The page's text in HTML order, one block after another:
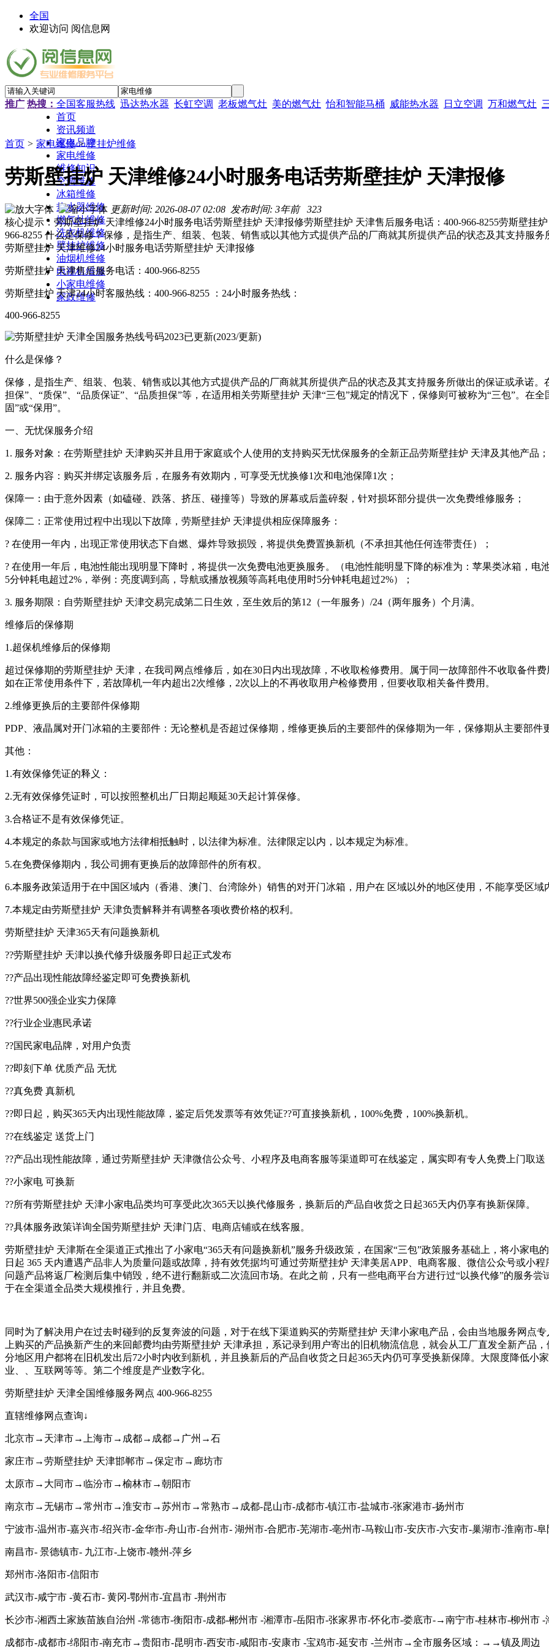
全国
欢迎访问 阅信息网
推广 热搜： 全国客服热线 迅达热水器 长虹空调 老板燃气灶 美的燃气灶 怡和智能马桶 威能热水器 日立空调 万和燃气灶
首页
资讯频道
家电品牌
家电维修
维修知识
空调维修
冰箱维修
热水器维修
燃气灶维修
洗衣机维修
壁挂炉维修
油烟机维修
电视机维修
小家电维修
家政维修
首页 > 家电维修 > 壁挂炉维修
劳斯壁挂炉 天津维修24小时服务电话劳斯壁挂炉 天津报修
更新时间: 2026-08-07 02:08 发布时间: 3年前
323
核心提示：劳斯壁挂炉 天津维修24小时服务电话劳斯壁挂炉 天津报修劳斯壁挂炉 天津售后服务电话：400-966-8255劳斯壁挂
966-8255 什么是保修？保修，是指生产、组装、包装、销售或以其他方式提供产品的厂商就其所提供产品的状态及其支持服务
劳斯壁挂炉 天津维修24小时服务电话劳斯壁挂炉 天津报修
劳斯壁挂炉 天津售后服务电话：400-966-8255
劳斯壁挂炉 天津24小时客服热线：400-966-8255 ：24小时服务热线：
400-966-8255
什么是保修？
保修，是指生产、组装、包装、销售或以其他方式提供产品的厂商就其所提供产品的状态及其支持服务所做出的保证或承诺。
担保”、“质保”、“品质保证”、“品质担保”等，在适用相关劳斯壁挂炉 天津“三包”规定的情况下，保修则可被称为“三包”。在
固”或“保用”。
一、无忧保服务介绍
1. 服务对象：在劳斯壁挂炉 天津购买并且用于家庭或个人使用的支持购买无忧保服务的全新正品劳斯壁挂炉 天津及其他产品；
2. 服务内容：购买并绑定该服务后，在服务有效期内，可享受无忧换修1次和电池保障1次；
保障一：由于意外因素（如磕碰、跌落、挤压、碰撞等）导致的屏幕或后盖碎裂，针对损坏部分提供一次免费维修服务；
保障二：正常使用过程中出现以下故障，劳斯壁挂炉 天津提供相应保障服务：
? 在使用一年内，出现正常使用状态下自燃、爆炸导致损毁，将提供免费置换新机（不承担其他任何连带责任）；
? 在使用一年后，电池性能出现明显下降时，将提供一次免费电池更换服务。（电池性能明显下降的标准为：苹果类冰箱，电
5分钟耗电超过2%，举例：亮度调到高，导航或播放视频等高耗电使用时5分钟耗电超过2%）；
3. 服务期限：自劳斯壁挂炉 天津交易完成第二日生效，至生效后的第12（一年服务）/24（两年服务）个月满。
维修后的保修期
1.超保机维修后的保修期
超过保修期的劳斯壁挂炉 天津，在我司网点维修后，如在30日内出现故障，不收取检修费用。属于同一故障部件不收取备件
如在正常使用条件下，若故障机一年内超出2次维修，2次以上的不再收取用户检修费用，但要收取相关备件费用。
2.维修更换后的主要部件保修期
PDP、液晶属对开门冰箱的主要部件：无论整机是否超过保修期，维修更换后的主要部件的保修期为一年，保修期从主要部件
其他：
1.有效保修凭证的释义：
2.无有效保修凭证时，可以按照整机出厂日期起顺延30天起计算保修。
3.合格证不是有效保修凭证。
4.本规定的条款与国家或地方法律相抵触时，以法律为标准。法律限定以内，以本规定为标准。
5.在免费保修期内，我公司拥有更换后的故障部件的所有权。
6.本服务政策适用于在中国区域内（香港、澳门、台湾除外）销售的对开门冰箱，用户在 区域以外的地区使用，不能享受区域
7.本规定由劳斯壁挂炉 天津负责解释并有调整各项收费价格的权利。
劳斯壁挂炉 天津365天有问题换新机
??劳斯壁挂炉 天津以换代修升级服务即日起正式发布
??产品出现性能故障经鉴定即可免费换新机
??世界500强企业实力保障
??行业企业惠民承诺
??国民家电品牌，对用户负责
??即刻下单 优质产品 无忧
??真免费 真新机
??即日起，购买365天内出现性能故障，鉴定后凭发票等有效凭证??可直接换新机，100%免费，100%换新机。
??在线鉴定 送货上门
??产品出现性能故障，通过劳斯壁挂炉 天津微信公众号、小程序及电商客服等渠道即可在线鉴定，属实即有专人免费上门取送
??小家电 可换新
??所有劳斯壁挂炉 天津小家电品类均可享受此次365天以换代修服务，换新后的产品自收货之日起365天内仍享有换新保障。
??具体服务政策详询全国劳斯壁挂炉 天津门店、电商店铺或在线客服。
劳斯壁挂炉 天津斯在全渠道正式推出了小家电“365天有问题换新机”服务升级政策，在国家“三包”政策服务基础上，将小家电
日起 365 天内遭遇产品非人为质量问题或故障，持有效凭据均可通过劳斯壁挂炉 天津美居APP、电商客服、微信公众号或小
问题产品将返厂检测后集中销毁，绝不进行翻新或二次流回市场。在此之前，只有一些电商平台方进行过“以换代修”的服务
于在全渠道全品类大规模推行，并且免费。
同时为了解决用户在过去时碰到的反复奔波的问题，对于在线下渠道购买的劳斯壁挂炉 天津小家电产品，会由当地服务网点
上购买的产品换新产生的来回邮费均由劳斯壁挂炉 天津承担，系记录到用户寄出的旧机物流信息，就会从工厂直发全新产品
分地区用户都将在旧机发出后72小时内收到新机，并且换新后的产品自收货之日起365天内仍可享受换新保障。大限度降低小
业、、互联网等等。第二个维度是产业数字化。
劳斯壁挂炉 天津全国维修服务网点 400-966-8255
直辖维修网点查询↓
北京市→天津市→上海市→成都→成都→广州→石
家庄市→劳斯壁挂炉 天津邯郸市→保定市→廊坊市
太原市→大同市→临汾市→榆林市→朝阳市
南京市→无锡市→常州市→淮安市→苏州市→常熟市→成都-昆山市-成都市-镇江市-盐城市-张家港市-扬州市
宁波市-温州市-嘉兴市-绍兴市-金华市-舟山市-台州市- 湖州市-合肥市-芜湖市-亳州市-马鞍山市-安庆市-六安市-巢湖市-淮南市-
南昌市- 景德镇市- 九江市-上饶市-赣州-萍乡
郑州市-洛阳市-信阳市
武汉市-咸宁市 -黄石市- 黄冈-鄂州市-宜昌市 -荆州市
长沙市-湘西土家族苗族自治州 -常德市-衡阳市-成都-郴州市 -湘潭市-岳阳市-张家界市-怀化市-娄底市-→南宁市-桂林市-柳州市 -
成都市-成都市-绵阳市-南充市→贵阳市-昆明市-西安市-咸阳市-安康市 -宝鸡市-延安市 -兰州市→全市服务区域：→→镇及周边